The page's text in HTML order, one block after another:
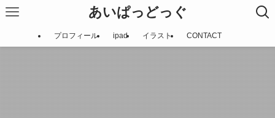
あいぱっどっぐ
プロフィール ipad イラスト CONTACT